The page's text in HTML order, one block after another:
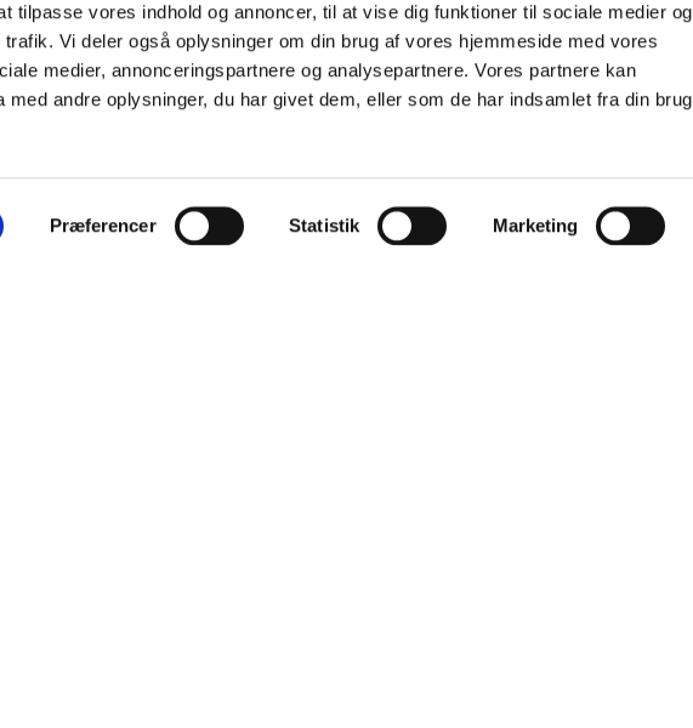
tilpasse vores indhold og annoncer, til at vise dig funktioner til sociale medier og
Vi deler også oplysninger om din brug af vores hjemmeside med vores
medier, annonceringspartnere og analysepartnere. Vores partnere kan
med andre oplysninger, du har givet dem, eller som de har indsamlet fra din brug
Præferencer Statistik Marketing
Lad Ingeniør Huse hjælpe jer med jeres næste rådgivningsprojekt
Kontakt os
Om Ingeniør Huse A/S